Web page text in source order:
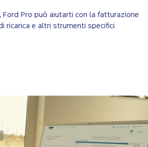
Pro può aiutarti con la fatturazione
ricarica e altri strumenti specifici.